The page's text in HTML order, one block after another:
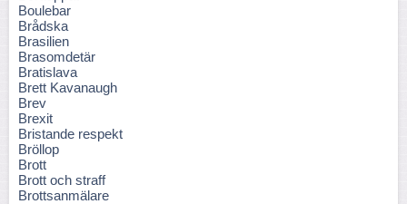
Boulebar
Brådska
Brasilien
Brasomdetär
Bratislava
Brett Kavanaugh
Brev
Brexit
Bristande respekt
Bröllop
Brott
Brott och straff
Brottsanmälare